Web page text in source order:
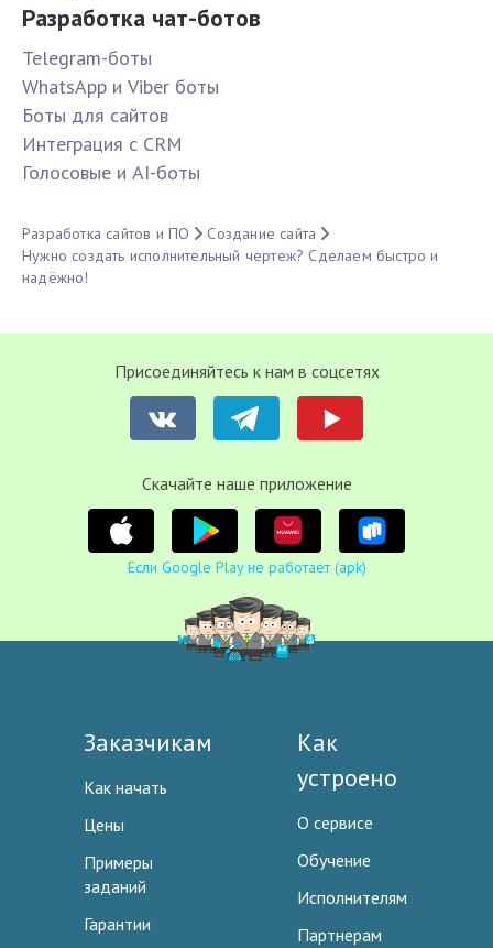
Разработка чат-ботов
Telegram-боты
WhatsApp и Viber боты
Боты для сайтов
Интеграция с CRM
Голосовые и AI-боты
Разработка сайтов и ПО
Создание сайта
Нужно создать исполнительный чертеж? Сделаем быстро и
надёжно!
Присоединяйтесь к нам в соцсетях
Cкачайте наше приложение
Если Google Play не работает (apk)
Заказчикам
Как начать
Цены
Примеры
заданий
Гарантии
Как
устроено
О сервисе
Обучение
Исполнителям
Партнерам